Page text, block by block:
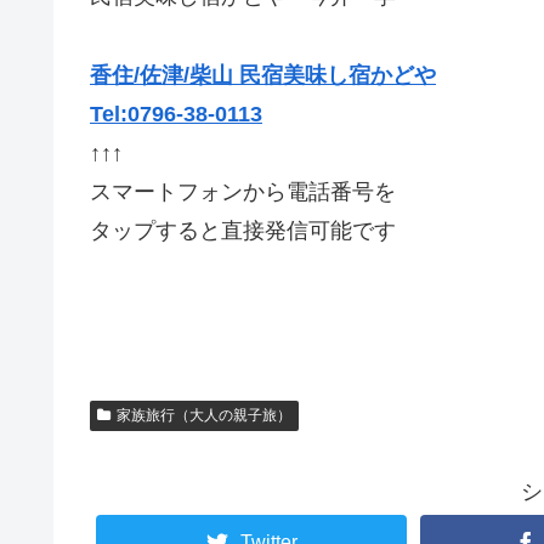
香住/佐津/柴山 民宿美味し宿かどや
Tel:0796-38-0113
↑↑↑
スマートフォンから電話番号を
タップすると直接発信可能です
家族旅行（大人の親子旅）